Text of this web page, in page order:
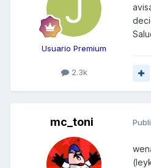
Usuario Premium
2.3k
mc_toni